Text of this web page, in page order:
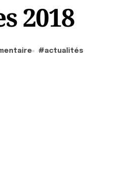
2018
#actualités